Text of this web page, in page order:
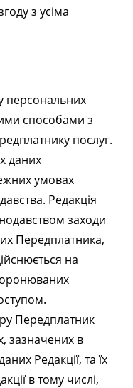
з усіма
персональних
способами з
послуг.
даних
умовах
Редакція
заходи
Передплатника,
на
Передплатник
зазначених в
Редакції, та їх
в тому числі,